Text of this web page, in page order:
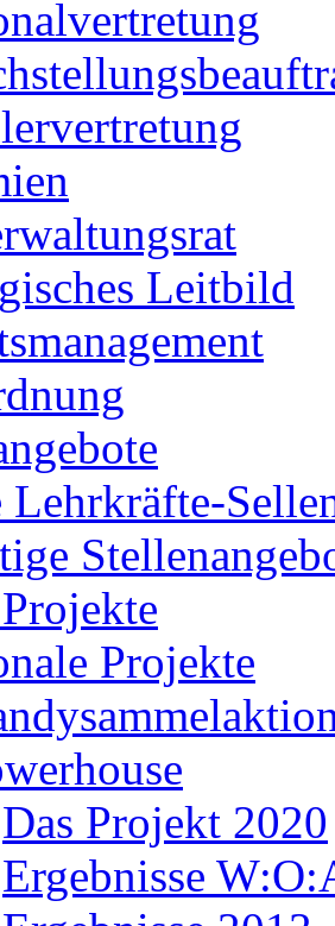
Leitbild
Lehrkräfte-
Projekte
Das Projekt 2020
Ergebnisse